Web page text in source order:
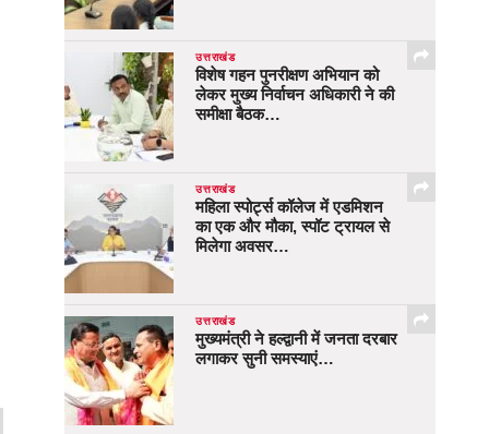
उत्तराखंड
विशेष गहन पुनरीक्षण अभियान को
लेकर मुख्य निर्वाचन अधिकारी ने की
समीक्षा बैठक…
उत्तराखंड
महिला स्पोर्ट्स कॉलेज में एडमिशन
का एक और मौका, स्पॉट ट्रायल से
मिलेगा अवसर…
उत्तराखंड
मुख्यमंत्री ने हल्द्वानी में जनता दरबार
लगाकर सुनी समस्याएं…